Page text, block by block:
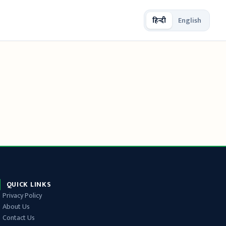
हिन्दी English
QUICK LINKS
Privacy Policy
About Us
Contact Us